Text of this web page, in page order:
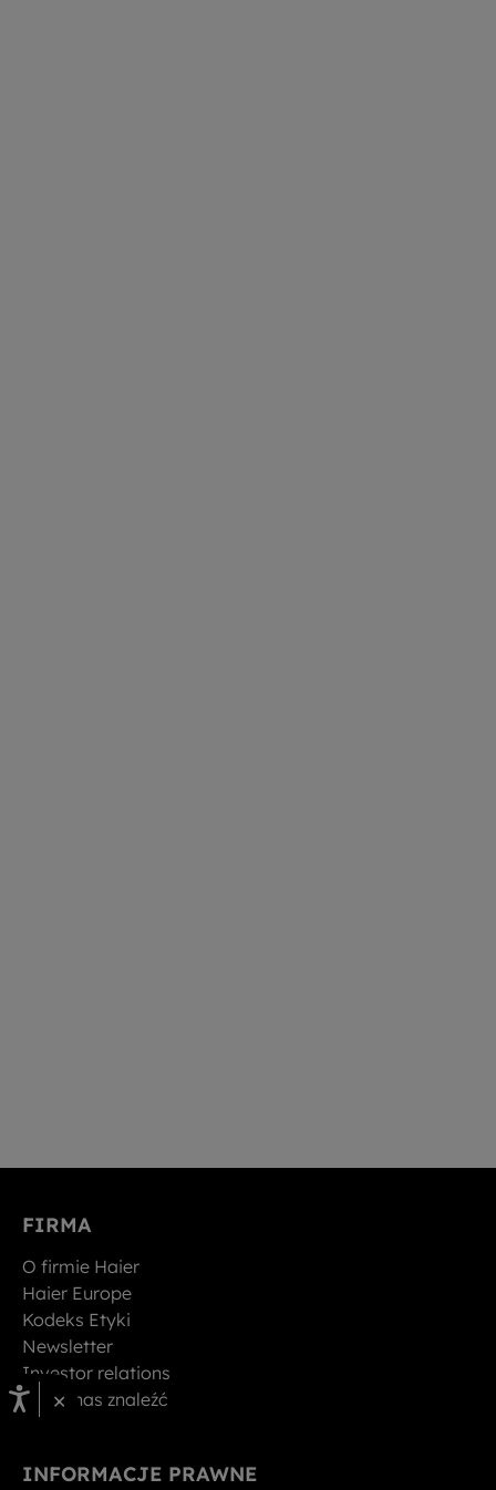
FIRMA
O firmie Haier
Haier Europe
Kodeks Etyki
Newsletter
Investor relations
Gdzie nas znaleźć
INFORMACJE PRAWNE
×